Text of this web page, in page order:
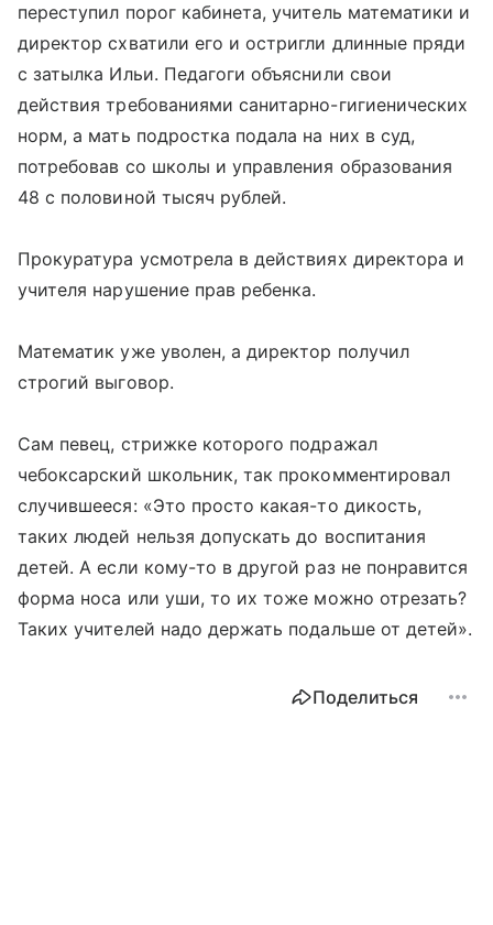
переступил порог кабинета, учитель математики и
директор схватили его и остригли длинные пряди
с затылка Ильи. Педагоги объяснили свои
действия требованиями санитарно-гигиенических
норм, а мать подростка подала на них в суд,
потребовав со школы и управления образования
48 с половиной тысяч рублей.
Прокуратура усмотрела в действиях директора и
учителя нарушение прав ребенка.
Математик уже уволен, а директор получил
строгий выговор.
Сам певец, стрижке которого подражал
чебоксарский школьник, так прокомментировал
случившееся: «Это просто какая-то дикость,
таких людей нельзя допускать до воспитания
детей. А если кому-то в другой раз не понравится
форма носа или уши, то их тоже можно отрезать?
Таких учителей надо держать подальше от детей».
Поделиться